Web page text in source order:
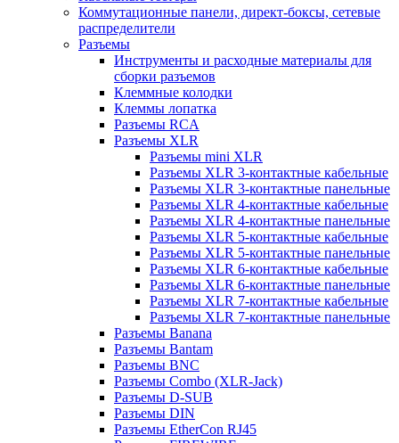
Коммутационные панели, директ-боксы, сетевые
распределители
Разъемы
Инструменты и расходные материалы для
сборки разъемов
Клеммные колодки
Клеммы лопатка
Разъемы RCA
Разъемы XLR
Разъемы mini XLR
Разъемы XLR 3-контактные кабельные
Разъемы XLR 3-контактные панельные
Разъемы XLR 4-контактные кабельные
Разъемы XLR 4-контактные панельные
Разъемы XLR 5-контактные кабельные
Разъемы XLR 5-контактные панельные
Разъемы XLR 6-контактные кабельные
Разъемы XLR 6-контактные панельные
Разъемы XLR 7-контактные кабельные
Разъемы XLR 7-контактные панельные
Разъемы Banana
Разъемы Bantam
Разъемы BNC
Разъемы Combo (XLR-Jack)
Разъемы D-SUB
Разъемы DIN
Разъемы EtherCon RJ45